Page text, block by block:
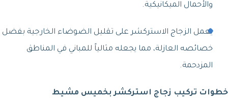
والأحمال الميكانيكية.
يعمل الزجاج الاستركشر على تقليل الضوضاء الخارجية بفضل
خصائصه العازلة، مما يجعله مثالياً للمباني في المناطق
المزدحمة.
خطوات تركيب زجاج استركشر بخميس مشيط